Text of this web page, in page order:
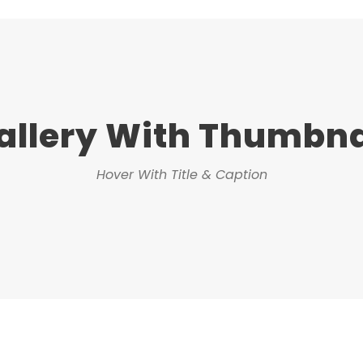
With
Hover With Title & Caption